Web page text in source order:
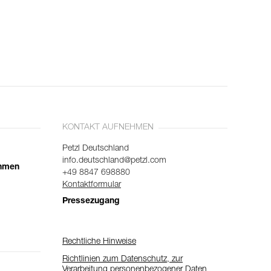
KONTAKT AUFNEHMEN
Petzl Deutschland
info.deutschland@petzl.com
+49 8847 698880
Kontaktformular
Pressezugang
Rechtliche Hinweise
Richtlinien zum Datenschutz, zur